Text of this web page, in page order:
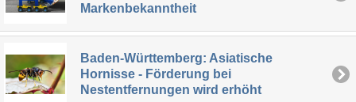
Markenbekanntheit
Baden-Württemberg: Asiatische
Hornisse - Förderung bei
Nestentfernungen wird erhöht